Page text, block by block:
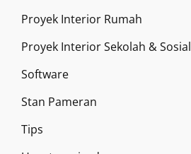
Proyek Interior Rumah
Proyek Interior Sekolah & Sosial
Software
Stan Pameran
Tips